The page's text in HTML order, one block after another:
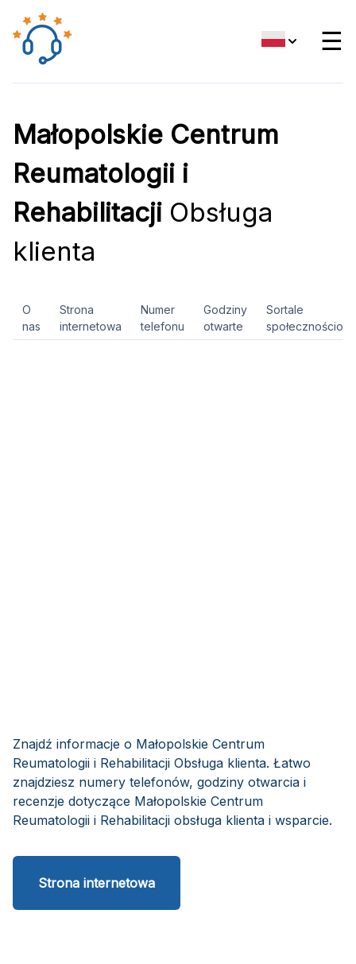
☰
Małopolskie Centrum
Reumatologii i
Rehabilitacji Obsługa
klienta
O
nas
Strona
internetowa
Numer
telefonu
Godziny
otwarte
Sortale
Znajdź informacje o Małopolskie Centrum
Reumatologii i Rehabilitacji Obsługa klienta. Łatwo
znajdziesz numery telefonów, godziny otwarcia i
recenzje dotyczące Małopolskie Centrum
Reumatologii i Rehabilitacji obsługa klienta i wsparcie.
Strona internetowa